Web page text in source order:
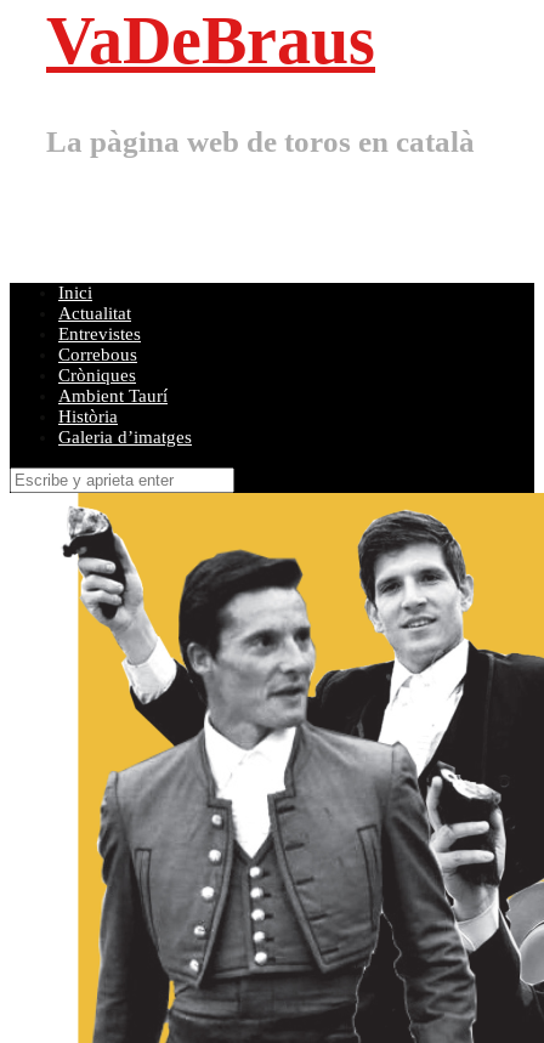
VaDeBraus
La pàgina web de toros en català
Inici
Actualitat
Entrevistes
Correbous
Cròniques
Ambient Taurí
Història
Galeria d’imatges
Buscar
por: